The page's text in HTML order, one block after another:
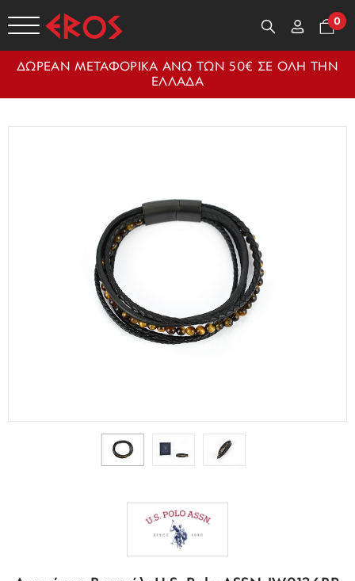
0
ΔΩΡΕΑΝ ΜΕΤΑΦΟΡΙΚΑ ΑΝΩ ΤΩΝ 50€ ΣΕ ΟΛΗ ΤΗΝ
ΕΛΛΑΔΑ